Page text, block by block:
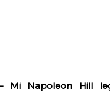
Mi Napoleon Hill